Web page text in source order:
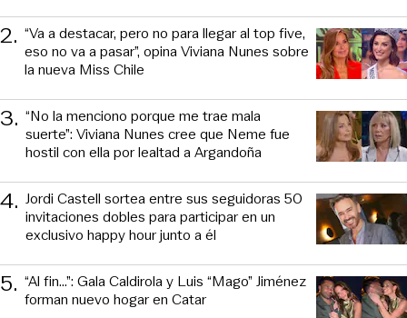
2. “Va a destacar, pero no para llegar al top five,
eso no va a pasar”, opina Viviana Nunes sobre
la nueva Miss Chile
3. “No la menciono porque me trae mala
suerte”: Viviana Nunes cree que Neme fue
hostil con ella por lealtad a Argandoña
4. Jordi Castell sortea entre sus seguidoras 50
invitaciones dobles para participar en un
exclusivo happy hour junto a él
5. “Al fin…”: Gala Caldirola y Luis “Mago” Jiménez
forman nuevo hogar en Catar